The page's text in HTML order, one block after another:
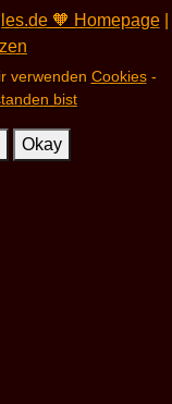
🧡 Homepage|
verwenden Cookies-
bist
Okay